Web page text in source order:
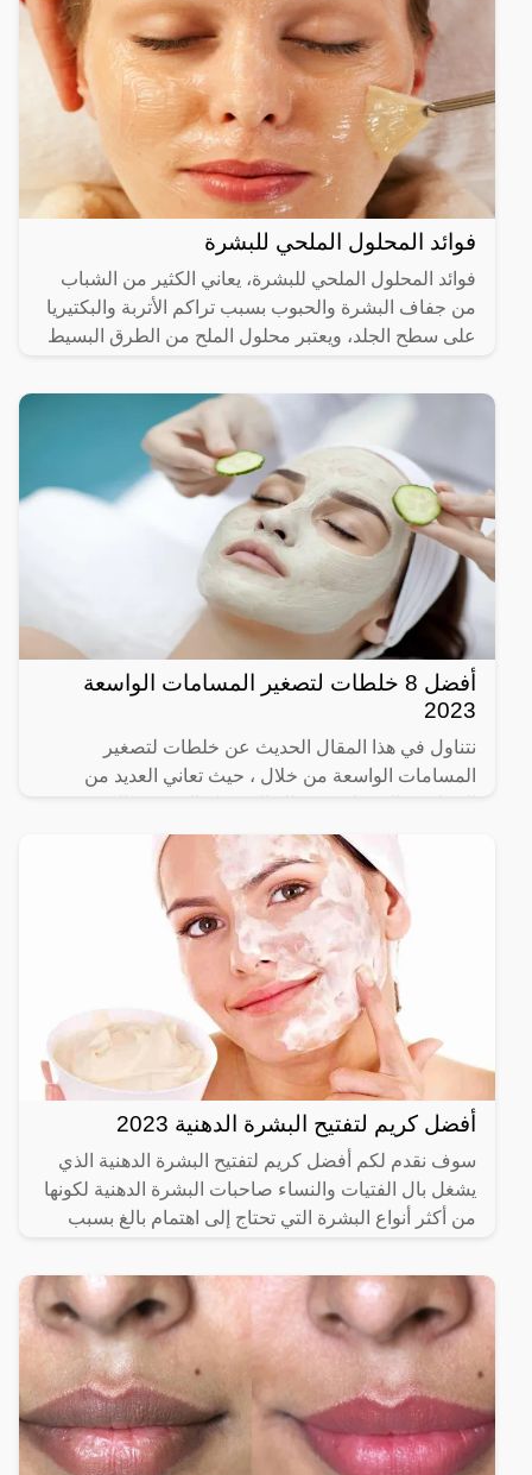
فوائد المحلول الملحي للبشرة
فوائد المحلول الملحي للبشرة، يعاني الكثير من الشباب
من جفاف البشرة والحبوب بسبب تراكم الأتربة والبكتيريا
على سطح الجلد، ويعتبر محلول الملح من الطرق البسيط
أفضل 8 خلطات لتصغير المسامات الواسعة
2023
نتناول في هذا المقال الحديث عن خلطات لتصغير
المسامات الواسعة من خلال ، حيث تعاني العديد من
على المظهر العام
أفضل كريم لتفتيح البشرة الدهنية 2023
سوف نقدم لكم أفضل كريم لتفتيح البشرة الدهنية الذي
يشغل بال الفتيات والنساء صاحبات البشرة الدهنية لكونها
من أكثر أنواع البشرة التي تحتاج إلى اهتمام بالغ بسبب